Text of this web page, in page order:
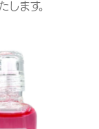
します。